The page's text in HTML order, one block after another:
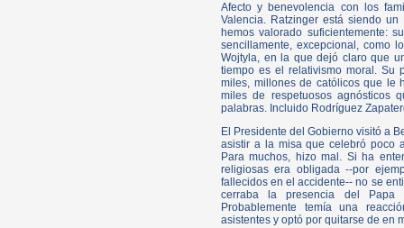
Afecto y benevolencia con los
Valencia. Ratzinger está siendo
hemos valorado suficientemente:
sencillamente, excepcional, como
Wojtyla, en la que dejó claro que
tiempo es el relativismo moral. Su
miles, millones de católicos que le
miles de respetuosos agnósticos
palabras. Incluido Rodríguez
El Presidente del Gobierno visitó a
asistir a la misa que celebró poco
Para muchos, hizo mal. Si ha
religiosas era obligada --por
fallecidos en el accidente-- no se
cerraba la presencia del
Probablemente temía una
asistentes y optó por quitarse de en